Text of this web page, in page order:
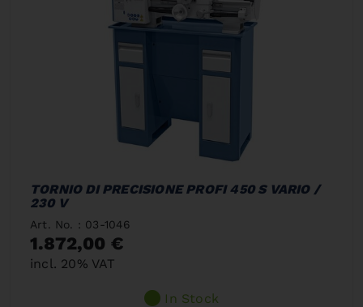
TORNIO DI PRECISIONE PROFI 450 S VARIO /
230 V
Art. No. : 03-1046
1.872,00 €
incl. 20% VAT
In Stock